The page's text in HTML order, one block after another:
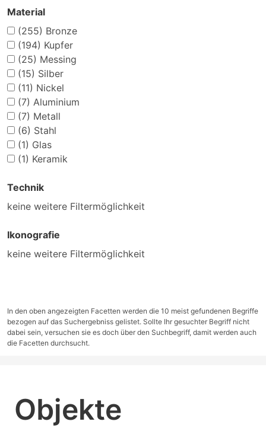
Material
(255) Bronze
(194) Kupfer
(25) Messing
(15) Silber
(11) Nickel
(7) Aluminium
(7) Metall
(6) Stahl
(1) Glas
(1) Keramik
Technik
keine weitere Filtermöglichkeit
Ikonografie
keine weitere Filtermöglichkeit
In den oben angezeigten Facetten werden die 10 meist gefundenen Begriffe
bezogen auf das Suchergebniss gelistet. Sollte Ihr gesuchter Begriff nicht
dabei sein, versuchen sie es doch über den Suchbegriff, damit werden auch
die Facetten durchsucht.
Objekte